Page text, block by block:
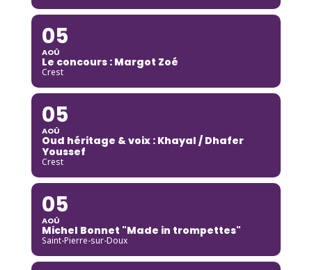
05
AOÛ
Le concours : Margot Zoé
Crest
05
AOÛ
Oud héritage & voix : Khayal / Dhafer
Youssef
Crest
05
AOÛ
Michel Bonnet "Made in trompettes"
Saint-Pierre-sur-Doux